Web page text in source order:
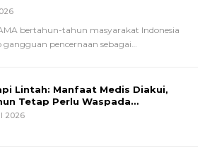
bertahun-tahun masyarakat Indonesia
pencernaan sebagai…
Lintah: Manfaat Medis Diakui,
Tetap Perlu Waspada…
2026